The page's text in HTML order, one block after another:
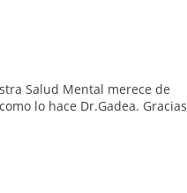
Salud Mental merece de
lo hace Dr.Gadea. Gracias